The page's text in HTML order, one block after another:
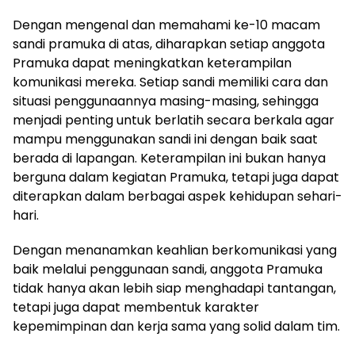
Dengan mengenal dan memahami ke-10 macam
sandi pramuka di atas, diharapkan setiap anggota
Pramuka dapat meningkatkan keterampilan
komunikasi mereka. Setiap sandi memiliki cara dan
situasi penggunaannya masing-masing, sehingga
menjadi penting untuk berlatih secara berkala agar
mampu menggunakan sandi ini dengan baik saat
berada di lapangan. Keterampilan ini bukan hanya
berguna dalam kegiatan Pramuka, tetapi juga dapat
diterapkan dalam berbagai aspek kehidupan sehari-
hari.
Dengan menanamkan keahlian berkomunikasi yang
baik melalui penggunaan sandi, anggota Pramuka
tidak hanya akan lebih siap menghadapi tantangan,
tetapi juga dapat membentuk karakter
kepemimpinan dan kerja sama yang solid dalam tim.